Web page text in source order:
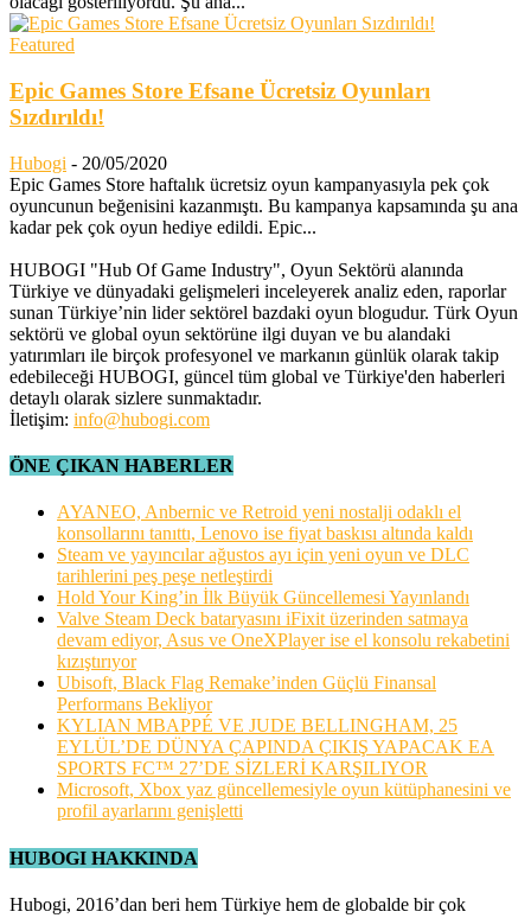
Featured
Epic Games Store Efsane Ücretsiz Oyunları
Sızdırıldı!
Hubogi - 20/05/2020
Epic Games Store haftalık ücretsiz oyun kampanyasıyla pek çok
oyuncunun beğenisini kazanmıştı. Bu kampanya kapsamında şu ana
kadar pek çok oyun hediye edildi. Epic...
HUBOGI "Hub Of Game Industry", Oyun Sektörü alanında
Türkiye ve dünyadaki gelişmeleri inceleyerek analiz eden, raporlar
sunan Türkiye’nin lider sektörel bazdaki oyun blogudur. Türk Oyun
sektörü ve global oyun sektörüne ilgi duyan ve bu alandaki
yatırımları ile birçok profesyonel ve markanın günlük olarak takip
edebileceği HUBOGI, güncel tüm global ve Türkiye'den haberleri
detaylı olarak sizlere sunmaktadır.
İletişim: info@hubogi.com
ÖNE ÇIKAN HABERLER
AYANEO, Anbernic ve Retroid yeni nostalji odaklı el
konsollarını tanıttı, Lenovo ise fiyat baskısı altında kaldı
Steam ve yayıncılar ağustos ayı için yeni oyun ve DLC
tarihlerini peş peşe netleştirdi
Hold Your King’in İlk Büyük Güncellemesi Yayınlandı
Valve Steam Deck bataryasını iFixit üzerinden satmaya
devam ediyor, Asus ve OneXPlayer ise el konsolu rekabetini
kızıştırıyor
Ubisoft, Black Flag Remake’inden Güçlü Finansal
Performans Bekliyor
KYLIAN MBAPPÉ VE JUDE BELLINGHAM, 25
EYLÜL’DE DÜNYA ÇAPINDA ÇIKIŞ YAPACAK EA
SPORTS FC™ 27’DE SİZLERİ KARŞILIYOR
Microsoft, Xbox yaz güncellemesiyle oyun kütüphanesini ve
profil ayarlarını genişletti
HUBOGI HAKKINDA
Hubogi, 2016’dan beri hem Türkiye hem de globalde bir çok